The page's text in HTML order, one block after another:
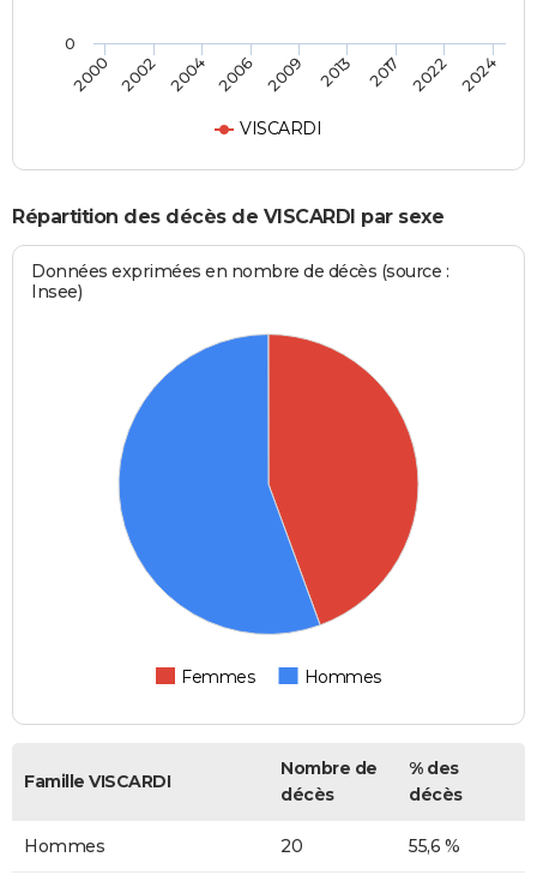
VISCARDI
2000 2002 2004 2006 2009 2013 2017 2022 2024
0
Répartition des décès de VISCARDI par sexe
Données exprimées en nombre de décès (source :
Insee)
Femmes Hommes
Famille VISCARDI
Nombre de
décès
% des
décès
Hommes 20 55,6 %